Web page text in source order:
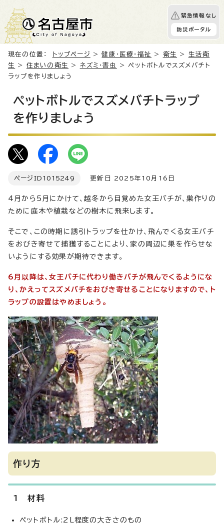
緊急情報なし
防災ポータル
現在の位置： トップページ >健康・医療・福祉 > 衛生 > 生活衛
生
> 住まいの衛生 > ネズミ・害虫
> ペットボトルでスズメバチト
ラップを作りましょう
ペットボトルでスズメバチトラップ
を作りましょう
ページID 1015249 更新日 2025年10月16日
4月から5月にかけて、越冬から目覚めた女王バチが、巣作りの
ために庭木や植栽などの樹木に飛来します。
そこで、この時期に誘引トラップを仕かけ、飛んでくる女王バチ
をおびき寄せて捕獲することにより、家の周辺に巣を作らせな
いようにする効果が期待できます。
6月以降は、女王バチに代わり働きバチが飛んでくるようにな
り、かえってスズメバチをおびき寄せることになりますので、ト
ラップの設置はやめましょう。
作り方
1 材料
ペットボトル:2L程度の大きさのもの